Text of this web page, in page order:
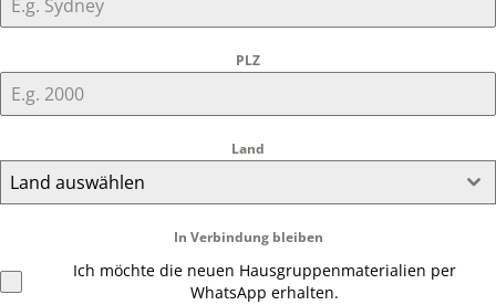
PLZ
Land
Land auswählen
In Verbindung bleiben
Ich möchte die neuen Hausgruppenmaterialien per
WhatsApp erhalten.